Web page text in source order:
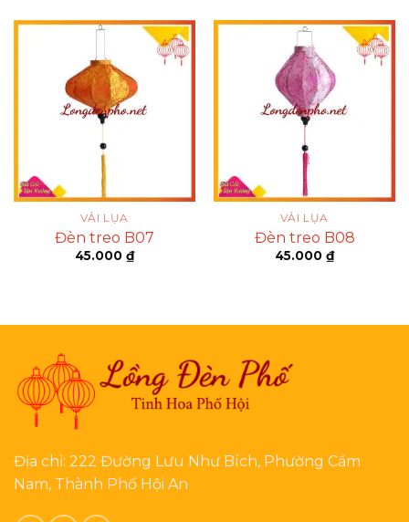
VẢI LỤA
Đèn treo B07
45.000 ₫
VẢI LỤA
Đèn treo B08
45.000 ₫
Địa chỉ: 222 Đường Lưu Như Bích, Phường Cẩm
Nam, Thành Phố Hội An